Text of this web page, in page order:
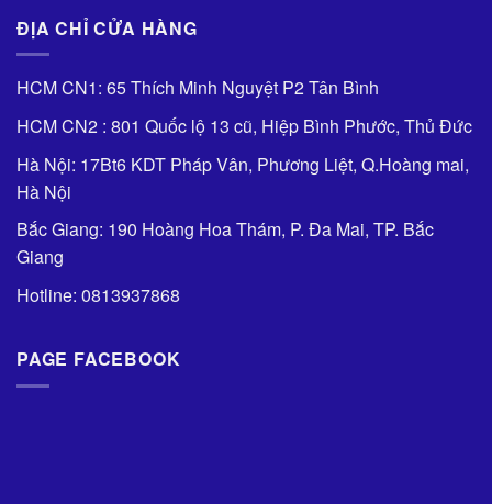
ĐỊA CHỈ CỬA HÀNG
HCM CN1: 65 Thích Minh Nguyệt P2 Tân Bình
HCM CN2 : 801 Quốc lộ 13 cũ, Hiệp Bình Phước, Thủ Đức
Hà Nội: 17Bt6 KDT Pháp Vân, Phương Liệt, Q.Hoàng mai,
Hà Nội
Bắc Giang: 190 Hoàng Hoa Thám, P. Đa Mai, TP. Bắc
Giang
Hotline: 0813937868
PAGE FACEBOOK